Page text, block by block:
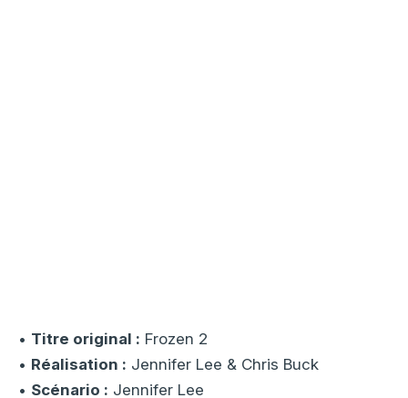
• Titre original : Frozen 2
• Réalisation : Jennifer Lee & Chris Buck
• Scénario : Jennifer Lee